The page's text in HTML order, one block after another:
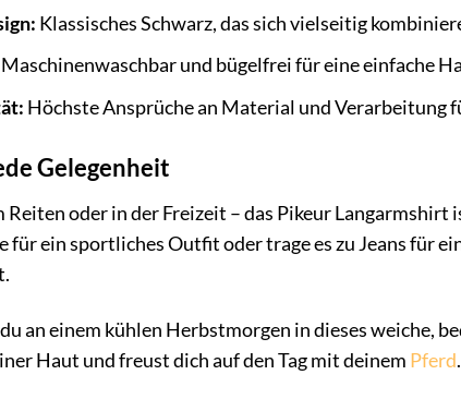
Klassisches Schwarz, das sich vielseitig
Maschinenwaschbar und bügelfrei für eine einfache
Höchste Ansprüche an Material und Verarbeitung
Gelegenheit
Reiten oder in der Freizeit – das Pikeur
für ein sportliches Outfit oder trage es zu Jeans für
an einem kühlen Herbstmorgen in dieses weiche,
Haut und freust dich auf den Tag mit deinem Pferd